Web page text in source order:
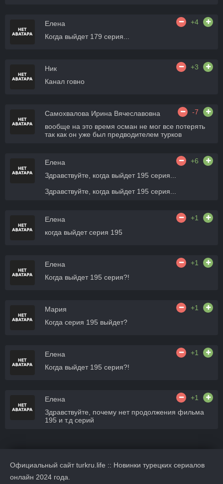
Елена
+4
Когда выйдет 179 серия...
Ник
+3
Канал говно
Самохвалова Ирина Вячеславовна
-7
вообще на это время осман не мог все потерять
так как он уже был предводителем турков
Елена
+6
Здравствуйте, когда выйдет 195 серия...
Здравствуйте, когда выйдет 195 серия...
Елена
+1
когда выйдет серия 195
Елена
+1
Когда выйдет 195 серия?!
Мария
+1
Когда серия 195 выйдет?
Елена
+1
Когда выйдет 195 серия?!
Елена
+1
Здравствуйте, почему нет продолжения фильма
195 и т.д серий
Официальный сайт turkru.life :: Новинки турецких сериалов
онлайн 2024 года.